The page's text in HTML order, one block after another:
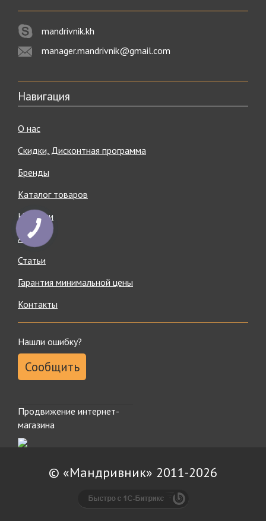
mandrivnik.kh
manager.mandrivnik@gmail.com
Навигация
О нас
Скидки, Дисконтная программа
Бренды
Каталог товаров
Новости
Акции
Статьи
Гарантия минимальной цены
Контакты
Нашли ошибку?
Сообщить
Продвижение интернет-
магазина
© «Мандривник» 2011-2026